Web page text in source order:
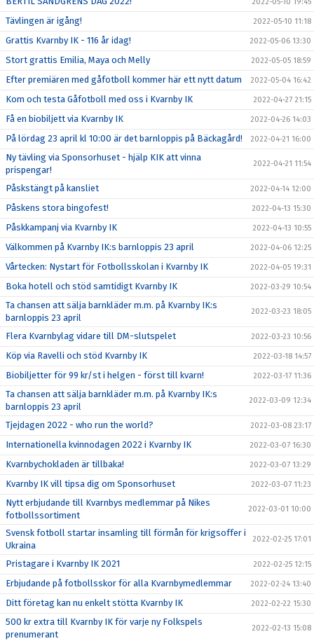
Tävlingen är igång! 2022-05-10 11:18
Grattis Kvarnby IK - 116 år idag! 2022-05-06 13:30
Stort grattis Emilia, Maya och Melly 2022-05-05 18:59
Efter premiären med gåfotboll kommer här ett nytt datum 2022-05-04 16:42
Kom och testa Gåfotboll med oss i Kvarnby IK 2022-04-27 21:15
Få en biobiljett via Kvarnby IK 2022-04-26 14:03
På lördag 23 april kl 10:00 är det barnloppis på Bäckagård! 2022-04-21 16:00
Ny tävling via Sponsorhuset - hjälp KIK att vinna
prispengar!
2022-04-21 11:54
Påskstängt på kansliet 2022-04-14 12:00
Påskens stora bingofest! 2022-04-13 15:30
Påskkampanj via Kvarnby IK 2022-04-13 10:55
Välkommen på Kvarnby IK:s barnloppis 23 april 2022-04-06 12:25
Vårtecken: Nystart för Fotbollsskolan i Kvarnby IK 2022-04-05 19:31
Boka hotell och stöd samtidigt Kvarnby IK 2022-03-29 10:54
Ta chansen att sälja barnkläder m.m. på Kvarnby IK:s
barnloppis 23 april
2022-03-23 18:05
Flera Kvarnbylag vidare till DM-slutspelet 2022-03-23 10:56
Köp via Ravelli och stöd Kvarnby IK 2022-03-18 14:57
Biobiljetter för 99 kr/st i helgen - först till kvarn! 2022-03-17 11:36
Ta chansen att sälja barnkläder m.m. på Kvarnby IK:s
barnloppis 23 april
2022-03-09 12:34
Tjejdagen 2022 - who run the world? 2022-03-08 23:17
Internationella kvinnodagen 2022 i Kvarnby IK 2022-03-07 16:30
Kvarnbychokladen är tillbaka! 2022-03-07 13:29
Kvarnby IK vill tipsa dig om Sponsorhuset 2022-03-07 11:23
Nytt erbjudande till Kvarnbys medlemmar på Nikes
fotbollssortiment
2022-03-01 10:00
Svensk fotboll startar insamling till förmån för krigsoffer i
Ukraina
2022-02-25 17:01
Pristagare i Kvarnby IK 2021 2022-02-25 12:15
Erbjudande på fotbollsskor för alla Kvarnbymedlemmar 2022-02-24 13:40
Ditt företag kan nu enkelt stötta Kvarnby IK 2022-02-22 15:30
500 kr extra till Kvarnby IK för varje ny Folkspels
prenumerant
2022-02-13 15:08